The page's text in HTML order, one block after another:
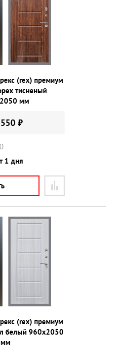
(rex) премиум
тисненый
мм
₽
0
1 дня
(rex) премиум
белый 960х2050
мм